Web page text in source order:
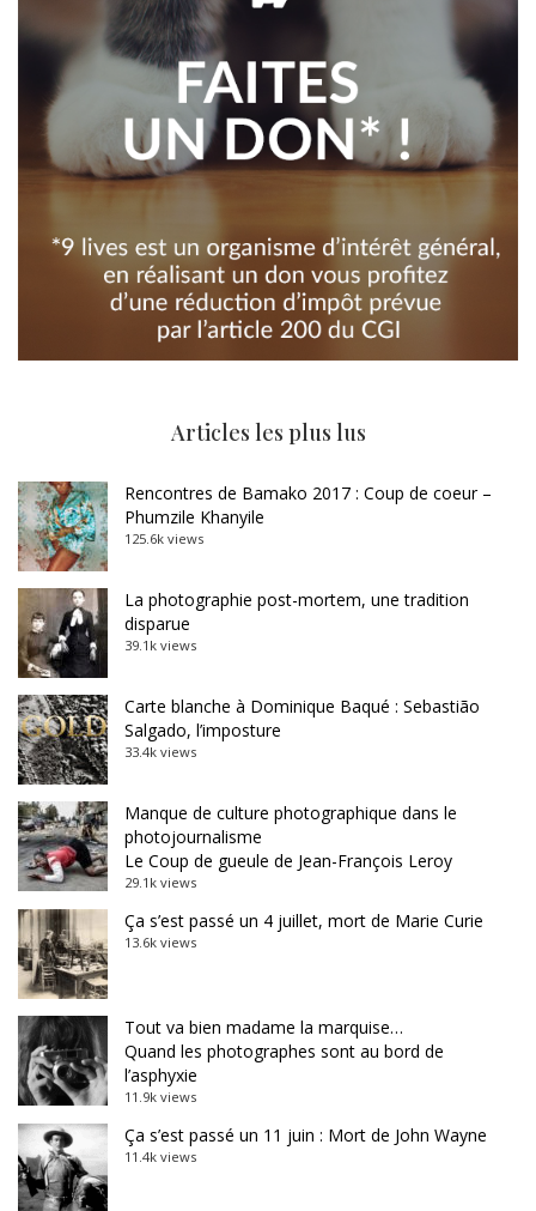
Articles les plus lus
Rencontres de Bamako 2017 : Coup de coeur –
Phumzile Khanyile
125.6k views
La photographie post-mortem, une tradition
disparue
39.1k views
Carte blanche à Dominique Baqué : Sebastião
Salgado, l’imposture
33.4k views
Manque de culture photographique dans le
photojournalisme
Le Coup de gueule de Jean-François Leroy
29.1k views
Ça s’est passé un 4 juillet, mort de Marie Curie
13.6k views
Tout va bien madame la marquise…
Quand les photographes sont au bord de
l’asphyxie
11.9k views
Ça s’est passé un 11 juin : Mort de John Wayne
11.4k views